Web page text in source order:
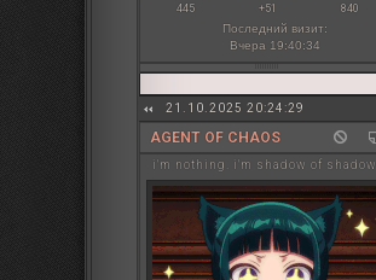
445
+51
840
Последний визит:
Вчера 19:40:34
21.10.2025 20:24:29
AGENT OF CHAOS
i'm nothing. i'm shadow of shadow